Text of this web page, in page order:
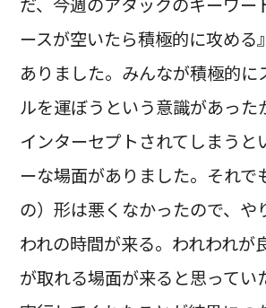
ースが空いたら積極的に攻める
ありました。みんなが積極的に
ルを運ぼうという意識があった
インターセプトされてしまうと
ーな場面がありました。それで
の）形は悪くなかったので、や
われの時間が来る。われわれが
が取れる場面が来ると思ってい